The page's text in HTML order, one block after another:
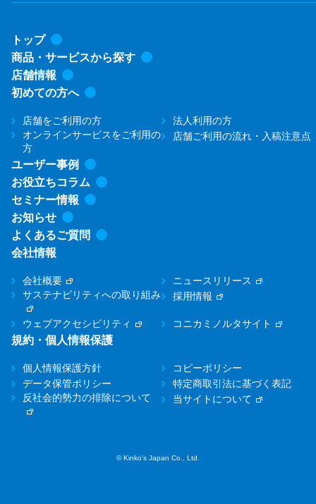
トップ
商品・サービスから探す
店舗情報
初めての方へ
店舗をご利用の方
法人利用の方
オンラインサービスをご利用の
方
店舗ご利用の流れ・入稿注意点
ユーザー事例
お役立ちコラム
セミナー情報
お知らせ
よくあるご質問
会社情報
会社概要
ニュースリリース
サステナビリティへの取り組み
採用情報
ウェブアクセシビリティ コニカミノルタサイト
規約・個人情報保護
個人情報保護方針
コピーポリシー
データ保管ポリシー
特定商取引法に基づく表記
反社会的勢力の排除について
当サイトについて
© Kinko's Japan Co., Ltd.